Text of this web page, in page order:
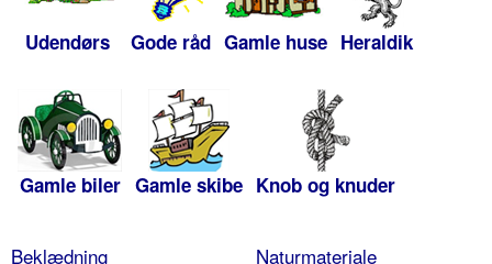
Udendørs Gode råd Gamle huse Heraldik
Gamle biler Gamle skibe Knob og knuder
Beklædning
Naturmateriale